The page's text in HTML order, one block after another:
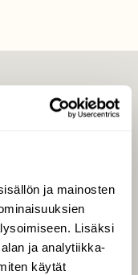
ja mainosten
Lisäksi
ja analytiikka-
käytät
parasta juttua